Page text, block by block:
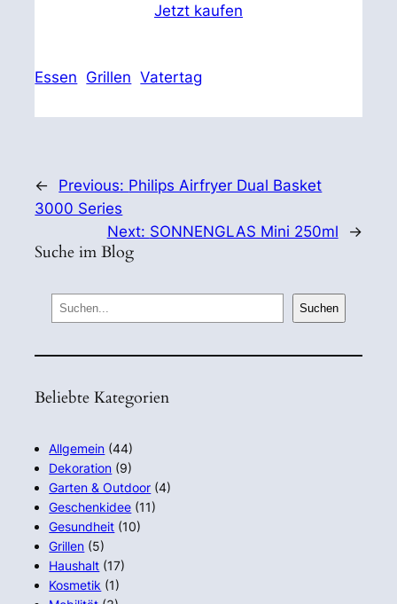
Jetzt kaufen
Essen Grillen Vatertag
← Previous: Philips Airfryer Dual Basket
3000 Series
Next: SONNENGLAS Mini 250ml →
Suche im Blog
c
Suchen
Beliebte Kategorien
Allgemein (44)
Dekoration (9)
Garten & Outdoor (4)
Geschenkidee (11)
Gesundheit (10)
Grillen (5)
Haushalt (17)
Kosmetik (1)